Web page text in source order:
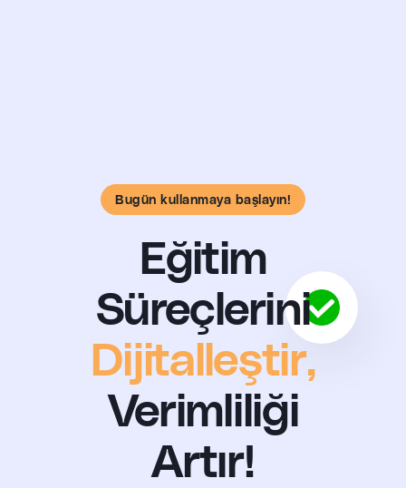
Eğitim
Süreçlerini
Dijitalleştir,
Verimliliği
Artır!